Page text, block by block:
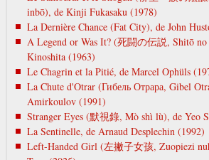
inbō), de Kinji Fukasaku (1978)
La Dernière Chance (Fat City), de John
A Legend or Was It? (死闘の伝説, Shitō no
Kinoshita (1963)
Le Chagrin et la Pitié, de Marcel Ophüls
La Chute d'Otrar (Гибель Отрара, Gibel
Amirkoulov (1991)
Stranger Eyes (默視錄, Mò shì lù), de Yeo
La Sentinelle, de Arnaud Desplechin (1992)
Left-Handed Girl (左撇子女孩, Zuopiezi